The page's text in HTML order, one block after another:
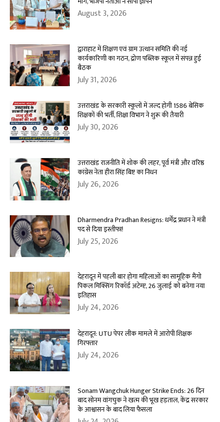
August 3, 2026
द्वाराहाट में शिक्षण एवं ग्राम उत्थान समिति की नई
कार्यकारिणी का गठन, द्रोण पब्लिक स्कूल में संपन्न हुई
बैठक
July 31, 2026
उत्तराखंड के सरकारी स्कूलों में जल्द होगी 1586 बेसिक
शिक्षकों की भर्ती, शिक्षा विभाग ने शुरू की तैयारी
July 30, 2026
उत्तराखंड राजनीति में शोक की लहर, पूर्व मंत्री और वरिष्ठ
कांग्रेस नेता हीरा सिंह बिष्ट का निधन
July 26, 2026
Dharmendra Pradhan Resigns: धर्मेंद्र प्रधान ने मंत्री
पद से दिया इस्तीफा!
July 25, 2026
देहरादून में पहली बार होगा महिलाओं का सामूहिक मैंगो
पिकल मिक्सिंग रिकॉर्ड अटेम्प्ट, 26 जुलाई को बनेगा नया
इतिहास
July 24, 2026
देहरादून: UTU पेपर लीक मामले में आरोपी शिक्षक
गिरफ्तार
July 24, 2026
Sonam Wangchuk Hunger Strike Ends: 26 दिन
बाद सोनम वांगचुक ने खत्म की भूख हड़ताल, केंद्र सरकार
के आश्वासन के बाद लिया फैसला